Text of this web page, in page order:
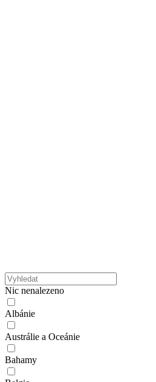
Nic nenalezeno
Albánie
Austrálie a Oceánie
Bahamy